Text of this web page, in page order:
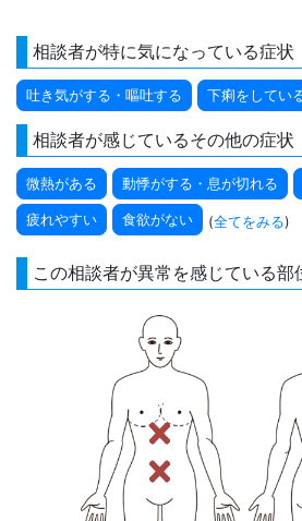
相談者が特に気になっている症状
吐き気がする・嘔吐する 下痢をしてい
相談者が感じているその他の症状
微熱がある 動悸がする・息が切れる
疲れやすい 食欲がない (全てをみる)
この相談者が異常を感じている部